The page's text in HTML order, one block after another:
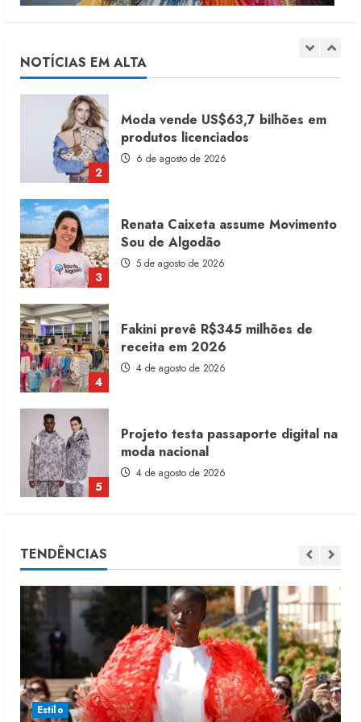
NOTÍCIAS EM ALTA
1
7 de agosto de 2026
2
Moda vende US$63,7 bilhões em
produtos licenciados
6 de agosto de 2026
3
Renata Caixeta assume Movimento
Sou de Algodão
5 de agosto de 2026
4
Fakini prevê R$345 milhões de
receita em 2026
4 de agosto de 2026
5
Projeto testa passaporte digital na
moda nacional
4 de agosto de 2026
1
2
Moda vende US$63,7 bilhões em
produtos licenciados
6 de agosto de 2026
TENDÊNCIAS
Estilo